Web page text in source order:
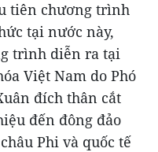
tiên chương trình
tại nước này,
trình diễn ra tại
Việt Nam do Phó
đích thân cắt
đến đông đảo
Phi và quốc tế